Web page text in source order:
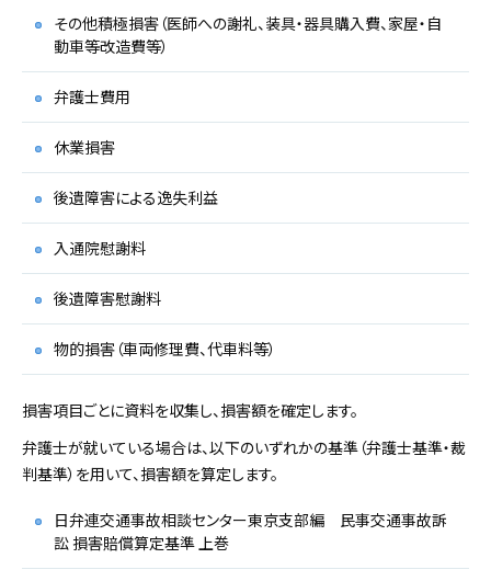
その他積極損害（医師への謝礼、装具・器具購入費、家屋・自
動車等改造費等）
弁護士費用
休業損害
後遺障害による逸失利益
入通院慰謝料
後遺障害慰謝料
物的損害（車両修理費、代車料等）
損害項目ごとに資料を収集し、損害額を確定します。
弁護士が就いている場合は、以下のいずれかの基準（弁護士基準・裁
判基準）を用いて、損害額を算定します。
日弁連交通事故相談センター東京支部編 民事交通事故訴
訟 損害賠償算定基準 上巻